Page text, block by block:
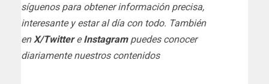
síguenos para obtener información precisa,
interesante y estar al día con todo. También
enX/TwittereInstagrampuedes conocer
diariamente nuestros contenidos